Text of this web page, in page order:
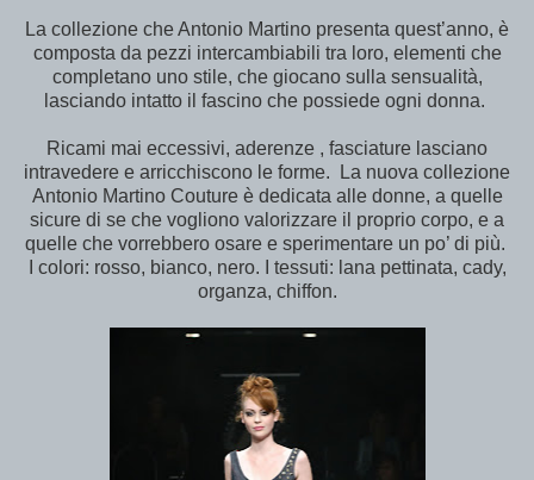
La collezione che Antonio Martino presenta quest’anno, è
composta da pezzi intercambiabili tra loro, elementi che
completano uno stile, che giocano sulla sensualità,
lasciando intatto il fascino che possiede ogni donna.
Ricami mai eccessivi, aderenze , fasciature lasciano
intravedere e arricchiscono le forme. La nuova collezione
Antonio Martino Couture è dedicata alle donne, a quelle
sicure di se che vogliono valorizzare il proprio corpo, e a
quelle che vorrebbero osare e sperimentare un po’ di più.
I colori: rosso, bianco, nero. I tessuti: lana pettinata, cady,
organza, chiffon.